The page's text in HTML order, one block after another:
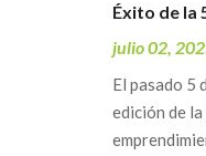
Éxito de la
julio 02,
El pasado 5
edición de